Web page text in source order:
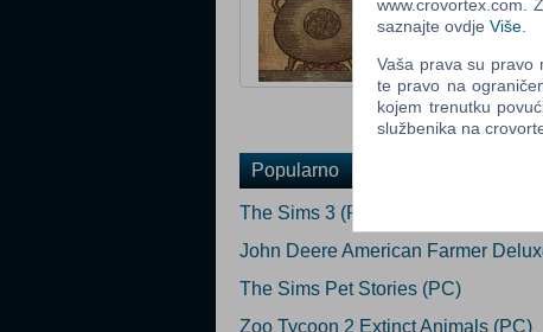
Za download
Ocijeni
Popularno
The Sims 3 (PC)
John Deere American Farmer
The Sims Pet Stories (PC)
Zoo Tycoon 2 Extinct Animals (PC)
www.crovortex.com.
saznajte ovdje Više
Vaša prava su pravo
te pravo na
kojem trenutku
službenika na